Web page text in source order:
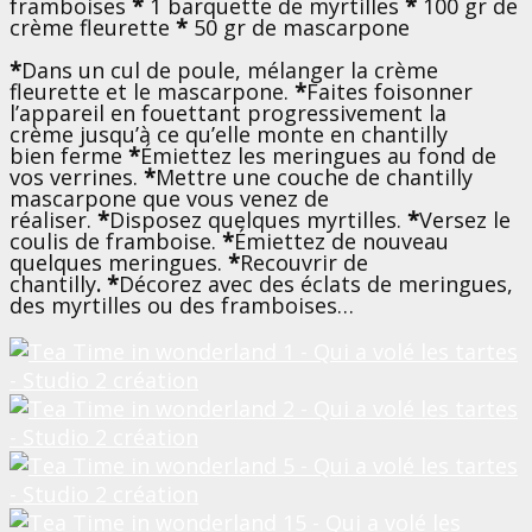
framboises * 1 barquette de myrtilles * 100 gr de
crème fleurette * 50 gr de mascarpone
*Dans un cul de poule, mélanger la crème
fleurette et le mascarpone. *Faites foisonner
l’appareil en fouettant progressivement la
crème jusqu’à ce qu’elle monte en chantilly
bien ferme *Émiettez les meringues au fond de
vos verrines. *Mettre une couche de chantilly
mascarpone que vous venez de
réaliser. *Disposez quelques myrtilles. *Versez le
coulis de framboise.*Émiettez de nouveau
quelques meringues. *Recouvrir de
chantilly. *Décorez avec des éclats de meringues,
des myrtilles ou des framboises…